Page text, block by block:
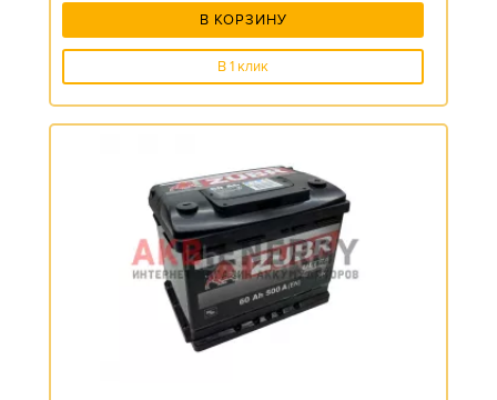
В КОРЗИНУ
В 1 клик